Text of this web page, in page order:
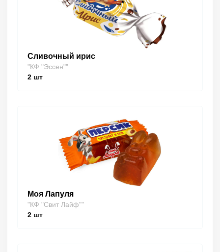
Сливочный ирис
"КФ "Эссен""
2 шт
Моя Лапуля
"КФ "Свит Лайф""
2 шт